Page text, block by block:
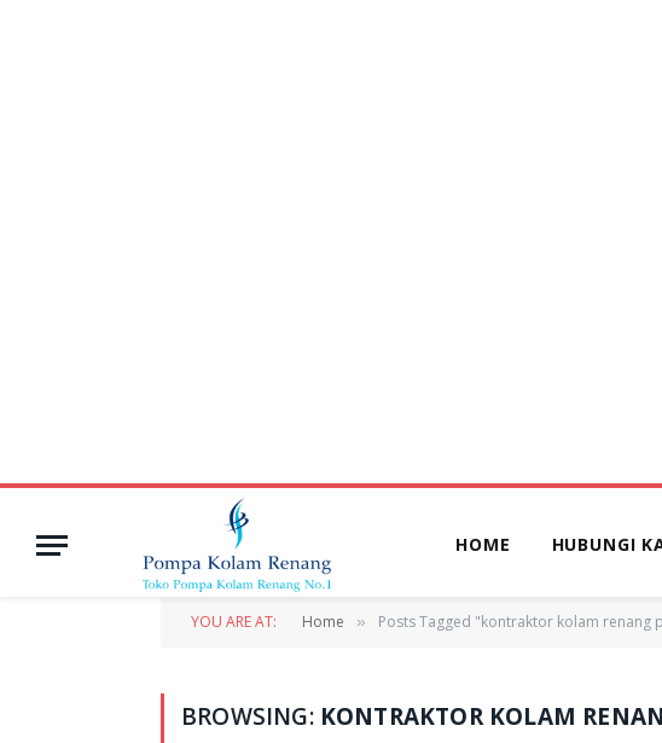
HOME HUBUNGI
YOU ARE AT: Home » Posts Tagged "kontraktor kolam renang
BROWSING: KONTRAKTOR KOLAM